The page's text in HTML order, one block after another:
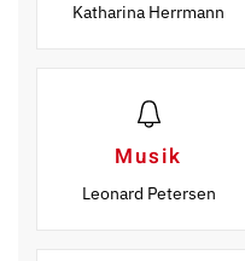
Katharina Herrmann
Musik
Leonard Petersen